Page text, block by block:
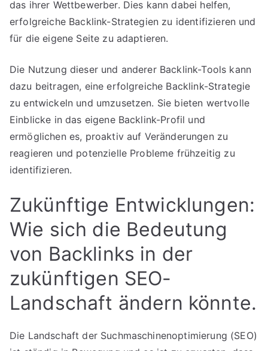
das ihrer Wettbewerber. Dies kann dabei helfen,
erfolgreiche Backlink-Strategien zu identifizieren und
für die eigene Seite zu adaptieren.
Die Nutzung dieser und anderer Backlink-Tools kann
dazu beitragen, eine erfolgreiche Backlink-Strategie
zu entwickeln und umzusetzen. Sie bieten wertvolle
Einblicke in das eigene Backlink-Profil und
ermöglichen es, proaktiv auf Veränderungen zu
reagieren und potenzielle Probleme frühzeitig zu
identifizieren.
Zukünftige Entwicklungen:
Wie sich die Bedeutung
von Backlinks in der
zukünftigen SEO-
Landschaft ändern könnte.
Die Landschaft der Suchmaschinenoptimierung (SEO)